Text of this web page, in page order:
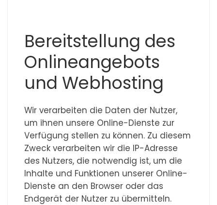
Bereitstellung des
Onlineangebots
und Webhosting
Wir verarbeiten die Daten der Nutzer,
um ihnen unsere Online-Dienste zur
Verfügung stellen zu können. Zu diesem
Zweck verarbeiten wir die IP-Adresse
des Nutzers, die notwendig ist, um die
Inhalte und Funktionen unserer Online-
Dienste an den Browser oder das
Endgerät der Nutzer zu übermitteln.